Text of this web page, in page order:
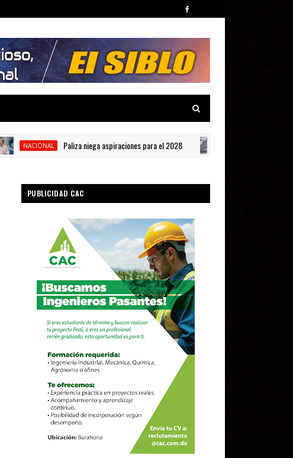
NACIONAL Paliza niega aspiraciones para el 2028
PUBLICIDAD CAC